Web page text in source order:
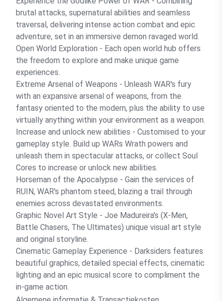
brutal attacks, supernatural abilities and seamless
traversal, delivering intense action combat and epic
adventure, set in an immersive demon ravaged world.
Open World Exploration - Each open world hub offers
the freedom to explore and make unique game
experiences.
Extreme Arsenal of Weapons - Unleash WAR's fury
with an expansive arsenal of weapons, from the
fantasy oriented to the modern, plus the ability to use
virtually anything within your environment as a weapon.
Increase and unlock new abilities - Customised to your
gameplay style. Build up WARs Wrath powers and
unleash them in spectacular attacks, or collect Soul
Cores to increase or unlock new abilities.
Horseman of the Apocalypse - Gain the services of
RUIN, WAR's phantom steed, blazing a trail through
enemies across devastated environments.
Graphic Novel Art Style - Joe Madureira's (X-Men,
Battle Chasers, The Ultimates) unique visual art style
and original storyline.
Cinematic Gameplay Experience - Darksiders features
beautiful graphics, detailed special effects, cinematic
lighting and an epic musical score to compliment the
in-game action.